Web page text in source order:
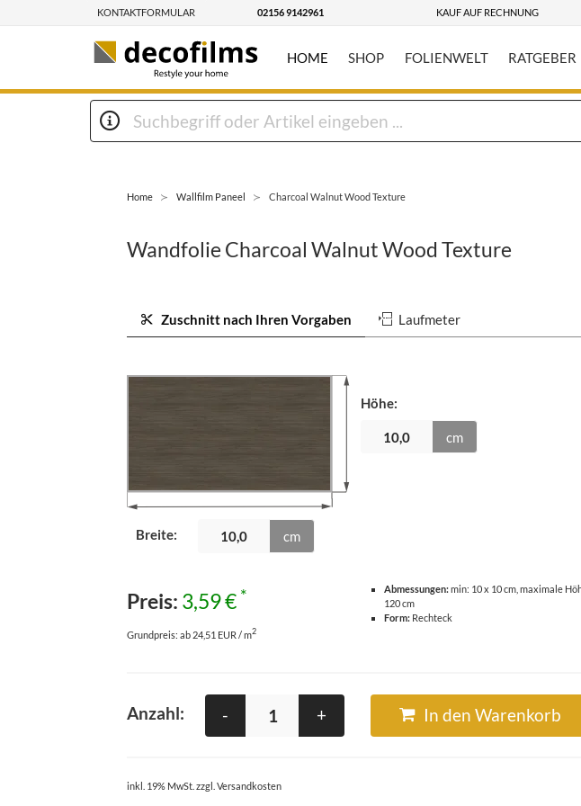
KONTAKTFORMULAR 02156 9142961 KAUF AUF RECHNUNG
HOME SHOP FOLIENWELT RATGEBER
Home Wallfilm Paneel Charcoal Walnut Wood Texture
Wandfolie Charcoal Walnut Wood Texture
Zuschnitt nach Ihren Vorgaben Laufmeter
Breite: cm
Höhe:
cm
Preis: 3,59 € *
Grundpreis: ab 24,51 EUR / m2
Abmessungen:min: 10 x 10 cm, maximale
120 cm
Form: Rechteck
Anzahl: - + In den Warenkorb
inkl. 19% MwSt. zzgl. Versandkosten